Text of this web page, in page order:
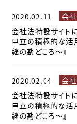
2020.02.11 会
会社法特設サイト
申立の積極的な活
継の勘どころ～』
2020.02.04 会
会社法特設サイト
申立の積極的な活
継の勘どころ～』